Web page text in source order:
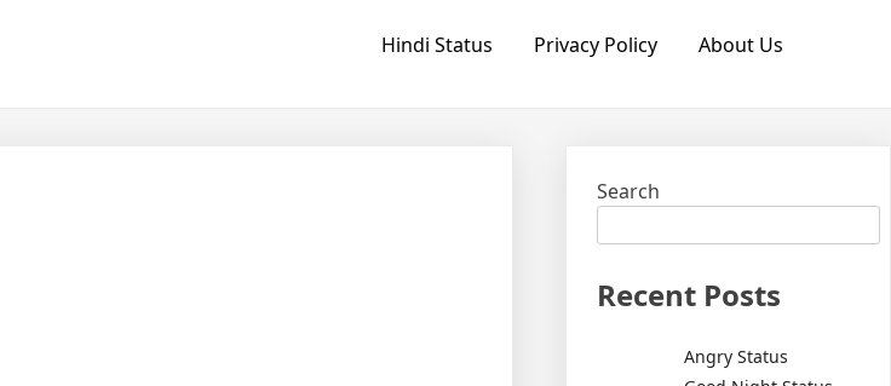
Hindi Status Privacy Policy About Us
Search
Recent Posts
Angry Status